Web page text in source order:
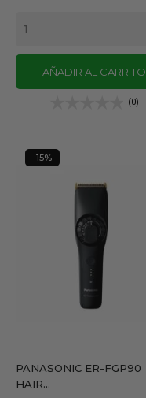
AÑADIR AL CARRITO
(0)
PANASONIC ER-FGP90
HAIR...
-15%